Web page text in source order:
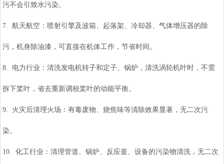
污不会引致水污染。
7. 航天航空：喷射引擎及波箱、起落架、冷却器、气体增压器的除
污，机身除油漆，可直接在机体工作，节省时间。
8. 电力行业：清洗发电机转子和定子、锅炉，清洗涡轮机叶时，不需
拆下桨叶，省去重新调校桨叶的动能平衡。
9. 火灾后清理火场：有毒废物、烧焦味等清除效果显著，无二次污
染。
10. 化工行业：清理管道、锅炉、反应釜、设备的污染物清洗，无二次